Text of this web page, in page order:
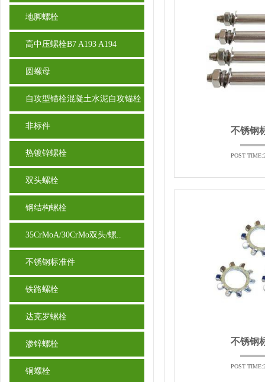
地脚螺栓
高中压螺栓B7 A193 A194
圆螺母
自攻型锚栓混凝土水泥自攻锚栓
非标件
热镀锌螺栓
双头螺栓
钢结构螺栓
35CrMoA/30CrMo双头/螺..
不锈钢标准件
铁路螺栓
达克罗螺栓
渗锌螺栓
铜螺栓
不锈钢
POST
不锈钢
POST